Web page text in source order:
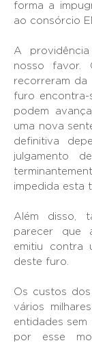
forma a
ao consórcio
A
nosso favor.
recorreram da
furo encontra-
podem
uma nova
definitiva
julgamento
impedida esta
Além disso,
parecer que
emitiu contra
deste furo.
Os custos
vários
entidades sem
por esse